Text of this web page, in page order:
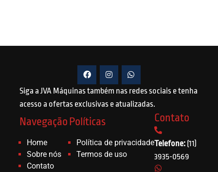
Siga a JVA Máquinas também nas redes sociais e tenha
acesso a ofertas exclusivas e atualizadas.
Navegação
Home
Sobre nós
Contato
Políticas
Política de privacidade
Termos de uso
Contato
Telefone: (11)
3935-0569